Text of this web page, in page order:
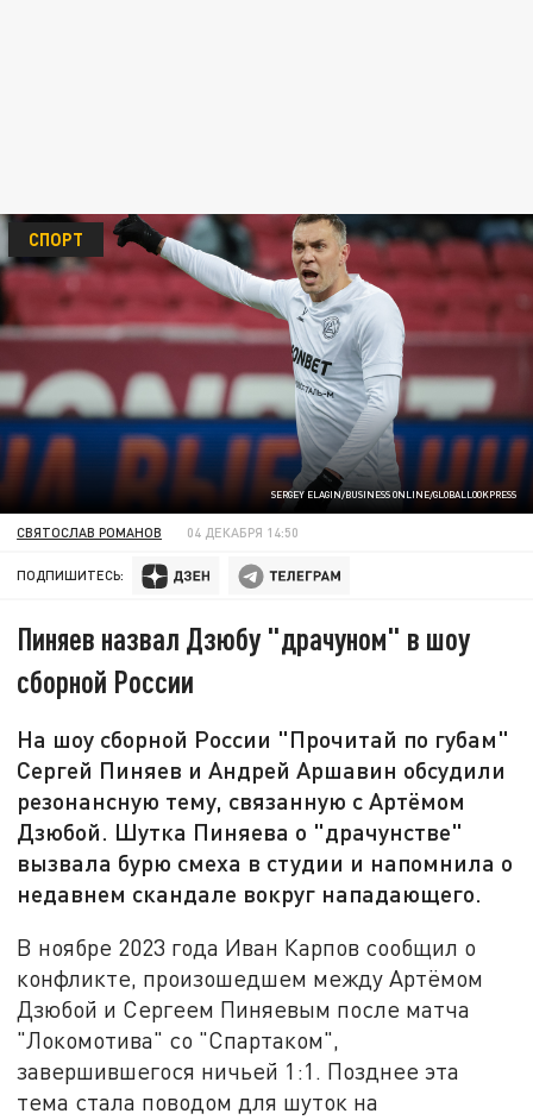
SERGEY ELAGIN/BUSINESS ONLINE/GLOBALLOOKPRESS
СПОРТ
СВЯТОСЛАВ РОМАНОВ 04 ДЕКАБРЯ 14:50
ПОДПИШИТЕСЬ:
Пиняев назвал Дзюбу "драчуном" в шоу
сборной России
На шоу сборной России "Прочитай по губам"
Сергей Пиняев и Андрей Аршавин обсудили
резонансную тему, связанную с Артёмом
Дзюбой. Шутка Пиняева о "драчунстве"
вызвала бурю смеха в студии и напомнила о
недавнем скандале вокруг нападающего.
В ноябре 2023 года Иван Карпов сообщил о
конфликте, произошедшем между Артёмом
Дзюбой и Сергеем Пиняевым после матча
"Локомотива" со "Спартаком",
завершившегося ничьей 1:1. Позднее эта
тема стала поводом для шуток на